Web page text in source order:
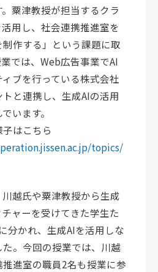
粟津教授が担当するクラ
用し、社会連携推進室を
作する」という課題に取
では、Web広告事業でAI
ブを行っている株式会社
と連携し、生成AIの活用
います。
はこちら
topics/
越氏や粟津教授から生成
ャーを受けてきた学生た
分かれ、生成AIを活用しな
。今回の授業では、川越
進室の職員2名も授業に参